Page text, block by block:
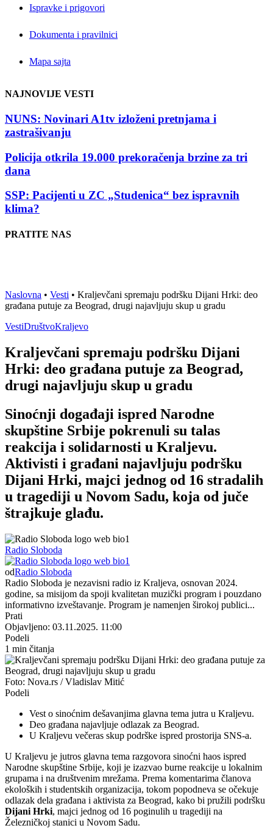
Ispravke i prigovori
Dokumenta i pravilnici
Mapa sajta
NAJNOVIJE VESTI
NUNS: Novinari A1tv izloženi pretnjama i
zastrašivanju
Policija otkrila 19.000 prekoračenja brzine za tri
dana
SSP: Pacijenti u ZC „Studenica“ bez ispravnih
klima?
PRATITE NAS
Naslovna • Vesti • Kraljevčani spremaju podršku Dijani Hrki: deo
građana putuje za Beograd, drugi najavljuju skup u gradu
VestiDruštvoKraljevo
Kraljevčani spremaju podršku Dijani
Hrki: deo građana putuje za Beograd,
drugi najavljuju skup u gradu
Sinoćnji događaji ispred Narodne
skupštine Srbije pokrenuli su talas
reakcija i solidarnosti u Kraljevu.
Aktivisti i građani najavljuju podršku
Dijani Hrki, majci jednog od 16 stradalih
u tragediji u Novom Sadu, koja od juče
štrajkuje glađu.
Radio Sloboda
odRadio Sloboda
Radio Sloboda je nezavisni radio iz Kraljeva, osnovan 2024.
godine, sa misijom da spoji kvalitetan muzički program i pouzdano
informativno izveštavanje. Program je namenjen širokoj publici...
Prati
Objavljeno: 03.11.2025. 11:00
Podeli
1 min čitanja
Foto: Nova.rs / Vladislav Mitić
Podeli
Vest o sinoćnim dešavanjima glavna tema jutra u Kraljevu.
Deo građana najavljuje odlazak za Beograd.
U Kraljevu večeras skup podrške ispred prostorija SNS-a.
U Kraljevu je jutros glavna tema razgovora sinoćni haos ispred
Narodne skupštine Srbije, koji je izazvao burne reakcije u lokalnim
grupama i na društvenim mrežama. Prema komentarima članova
ekoloških i studentskih organizacija, tokom popodneva se očekuje
odlazak dela građana i aktivista za Beograd, kako bi pružili podršku
Dijani Hrki, majci jednog od 16 poginulih u tragediji na
Železničkoj stanici u Novom Sadu.